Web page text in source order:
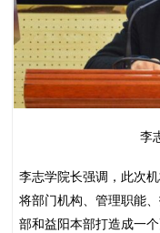
李
李志学院长强调，此次
将部门机构、管理职能
部和益阳本部打造成一